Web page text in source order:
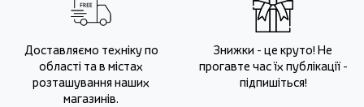
Доставляємо техніку по
області та в містах
розташування наших
магазинів.
Знижки - це круто! Не
прогавте час їх публікації -
підпишіться!